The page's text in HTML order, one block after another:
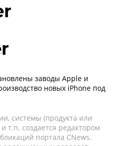
заводы Apple и
новых iPhone под
системы (продукта или
т.п. создается редактором
портала CNews.